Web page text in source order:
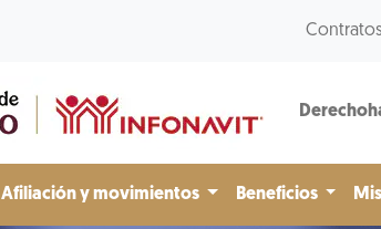
Contratos
Afiliación y movimientos Beneficios